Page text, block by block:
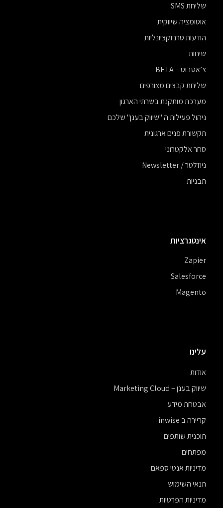
שליחת SMS
אוטומציה שיווקית
הודעות טרנזקציונליות
שיחות
צ’אטבוט – BETA
שליחת קבצים מצורפים
מערכת מותקנת בשרתי הארגון
ניהול פעילות ה "שיווק בענן" שלכם
תקשורת פנים ארגונית
סחר אלקטרוני
ניוזלטר / Newsletter
תבניות
אינטגרציות
Zapier
Salesforce
Magento
עלינו
אודות
שיווק בענן – Marketing Cloud
אבטחת מידע
קריירה ב inwise
תוכנית שותפים
מפתחים
מדיניות אנטי ספאם
תנאי השימוש
מדיניות הפרטיות